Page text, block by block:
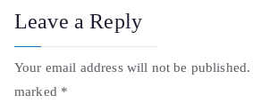
Leave a Reply
Your email address will not be published.
marked *